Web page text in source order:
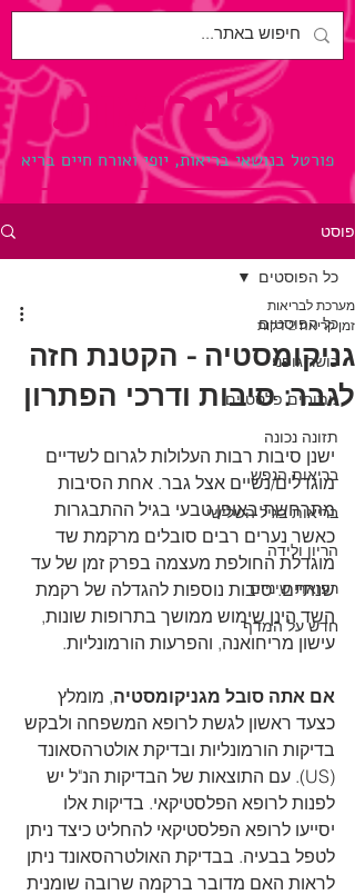
לבריאות.
פורטל בנושאי בריאות, יופי ואורח חיים בריא
פוסט
כל הפוסטים
כושר גופני
ניתוחים פלסטיים
תזונה נכונה
בריאות הנפש
בריאות בגיל השלישי
הריון ולידה
רפואת שיניים
חדש על המדף
כל הפוסטים
גניקומסטיה - הקטנת חזה
לגבר: סיבות ודרכי הפתרון
מערכת לבריאות
זמן קריאה 2 דקות
ישנן סיבות רבות העלולות לגרום לשדיים
מוגדלים/נשיים אצל גבר. אחת הסיבות
מתרחשת באופן טבעי בגיל ההתבגרות
כאשר נערים רבים סובלים מרקמת שד
מוגדלת החולפת מעצמה בפרק זמן של עד
שנתיים. סיבות נוספות להגדלה של רקמת
השד הינן שימוש ממושך בתרופות שונות,
עישון מריחואנה, והפרעות הורמונליות.
אם אתה סובל מגניקומסטיה, מומלץ
כצעד ראשון לגשת לרופא המשפחה ולבקש
בדיקות הורמונליות ובדיקת אולטרהסאונד
(US). עם התוצאות של הבדיקות הנ"ל יש
לפנות לרופא הפלסטיקאי. בדיקות אלו
יסייעו לרופא הפלסטיקאי להחליט כיצד ניתן
לטפל בבעיה. בבדיקת האולטרהסאונד ניתן
לראות האם מדובר ברקמה שרובה שומנית